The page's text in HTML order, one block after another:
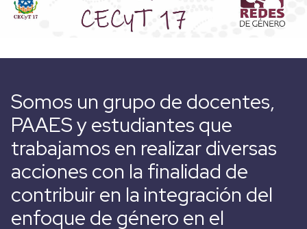
Somos un grupo de docentes,
PAAES y estudiantes que
trabajamos en realizar diversas
acciones con la finalidad de
contribuir en la integración del
enfoque de género en el